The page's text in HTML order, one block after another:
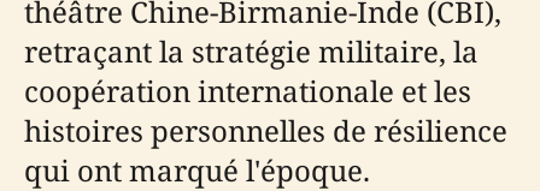
théâtre Chine-Birmanie-Inde (CBI),
retraçant la stratégie militaire, la
coopération internationale et les
histoires personnelles de résilience
qui ont marqué l'époque.